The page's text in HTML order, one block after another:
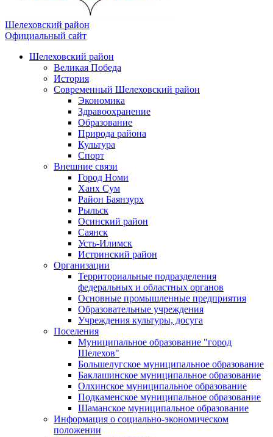
Шелеховский район
Официальный сайт
Шелеховский район
Великая Победа
История
Современный Шелеховский район
Экономика
Здравоохранение
Образование
Природа района
Культура
Спорт
Внешние связи
Город Номи
Ханх Сум
Район Баянзурх
Рыльск
Осинский район
Саянск
Усть-Илимск
Истринский район
Организации
Территориальные подразделения
федеральных и областных органов
Основные промышленные предприятия
Образовательные учреждения
Учреждения культуры, досуга
Поселения
Муниципальное образование "город
Шелехов"
Большелугское муниципальное образование
Баклашинское муниципальное образование
Олхинское муниципальное образование
Подкаменское муниципальное образование
Шаманское муниципальное образование
Информация о социально-экономическом
положении